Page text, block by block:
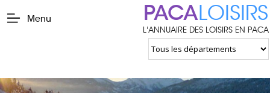
Menu PACALOISIRS
L'ANNUAIRE DES LOISIRS EN PACA